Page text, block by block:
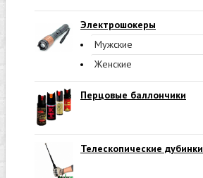
Электрошокеры
Мужские
Женские
Перцовые баллончики
Телескопические дубинки